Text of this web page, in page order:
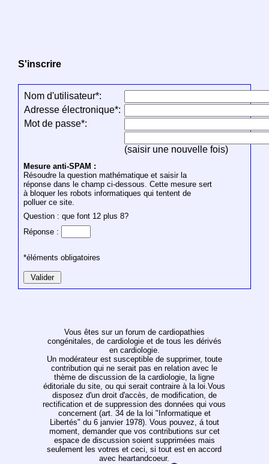
S'inscrire
Nom d'utilisateur*:
Adresse électronique*:
Mot de passe*:
(saisir une nouvelle fois)
Mesure anti-SPAM :
Résoudre la question mathématique et saisir la
réponse dans le champ ci-dessous. Cette mesure sert
à bloquer les robots informatiques qui tentent de
polluer ce site.
Question : que font 12 plus 8?
Réponse :
*éléments obligatoires
Vous êtes sur un forum de cardiopathies
congénitales, de cardiologie et de tous les dérivés
en cardiologie.
Un modérateur est susceptible de supprimer, toute
contribution qui ne serait pas en relation avec le
thème de discussion de la cardiologie, la ligne
éditoriale du site, ou qui serait contraire à la loi.Vous
disposez d'un droit d'accès, de modification, de
rectification et de suppression des données qui vous
concernent (art. 34 de la loi "Informatique et
Libertés" du 6 janvier 1978). Vous pouvez, á tout
moment, demander que vos contributions sur cet
espace de discussion soient supprimées mais
seulement les votres et ceci, si tout est en accord
avec heartandcoeur.